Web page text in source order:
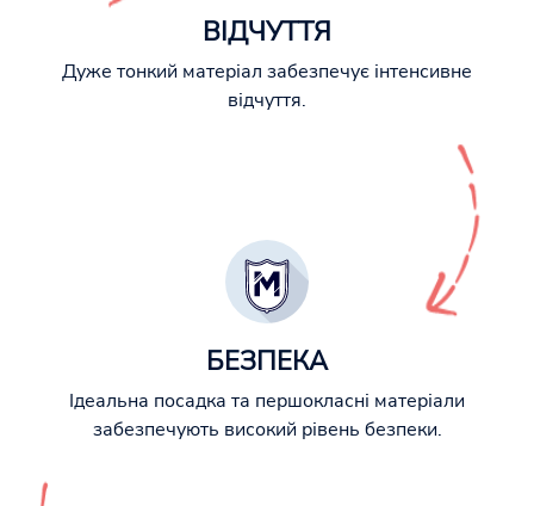
ВІДЧУТТЯ
Дуже тонкий матеріал забезпечує інтенсивне
відчуття.
БЕЗПЕКА
Ідеальна посадка та першокласні матеріали
забезпечують високий рівень безпеки.